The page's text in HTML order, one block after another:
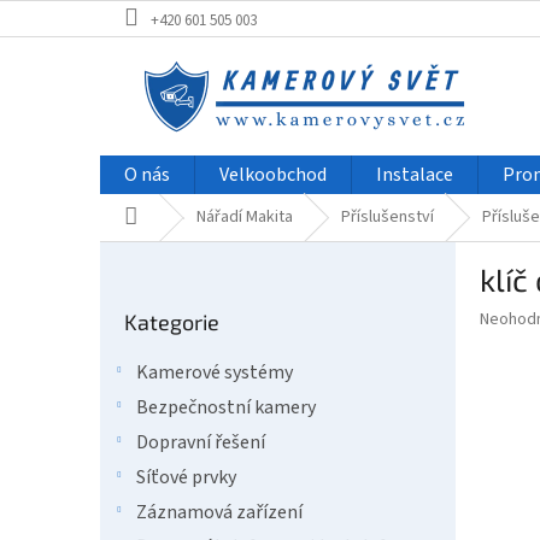
na
+420 601 505 003
O nás Velkoobchod Instalace
Domů Nářadí Makita Příslušenství
kategorie
Kategorie
Kamerové systémy
Bezpečnostní kamery
Dopravní řešení
Síťové prvky
Záznamová zařízení
klíč